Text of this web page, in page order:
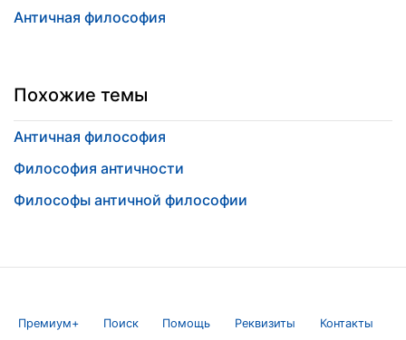
Античная философия
Похожие темы
Античная философия
Философия античности
Философы античной философии
Премиум+ Поиск Помощь Реквизиты Контакты